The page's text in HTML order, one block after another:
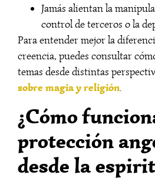
Jamás alientan la
control de terceros o la
Para entender mejor la
creencia, puedes consultar
temas desde distintas
sobre magia y religión.
¿Cómo
protección
desde la